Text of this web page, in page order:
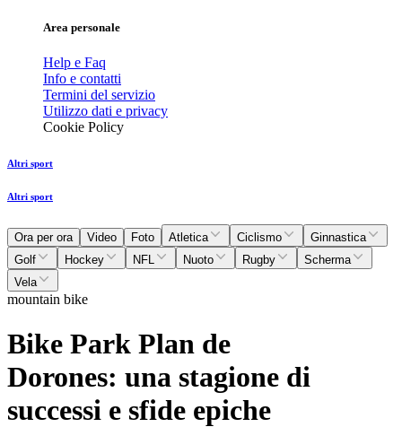
Area personale
Help e Faq
Info e contatti
Termini del servizio
Utilizzo dati e privacy
Cookie Policy
Altri sport
Altri sport
Ora per ora Video Foto Atletica Ciclismo
Ginnastica
Golf
Hockey NFL Nuoto Rugby
Scherma
Vela
mountain bike
Bike Park Plan de
Dorones: una stagione di
successi e sfide epiche